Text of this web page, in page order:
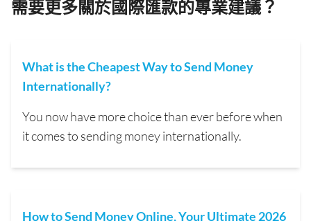
需要更多關於國際匯款的專業建議？
What is the Cheapest Way to Send Money
Internationally?
You now have more choice than ever before when
it comes to sending money internationally.
How to Send Money Online, Your Ultimate 2026